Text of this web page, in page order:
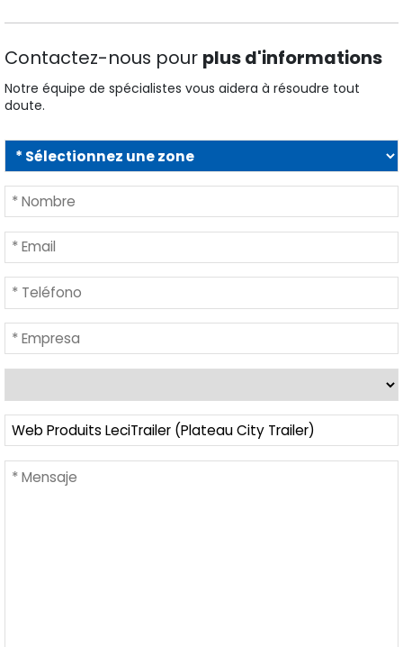
Contactez-nous pour plus d'informations
Notre équipe de spécialistes vous aidera à résoudre tout
doute.